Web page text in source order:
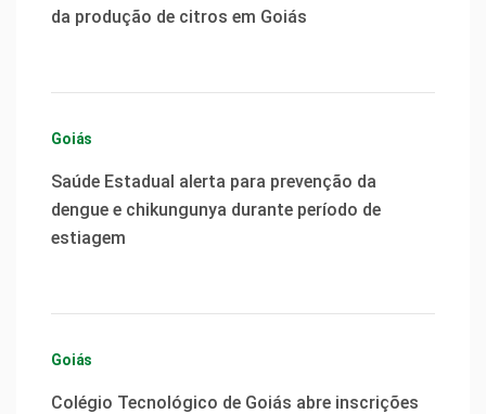
da produção de citros em Goiás
Goiás
Saúde Estadual alerta para prevenção da
dengue e chikungunya durante período de
estiagem
Goiás
Colégio Tecnológico de Goiás abre inscrições